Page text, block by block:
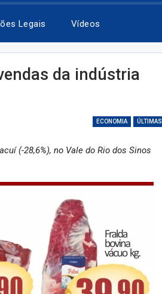
Legais Vídeos
da indústria
ECONOMIA ÚLTIMAS
(-28,6%), no Vale do Rio dos Sinos